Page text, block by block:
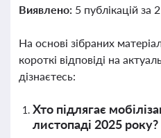
Виявлено: 5 публікацій за
На основі зібраних
короткі відповіді на
дізнаєтесь:
Хто підлягає
листопаді 2025 року?